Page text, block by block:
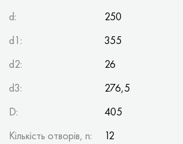
d:
250
d1:
355
d2:
26
d3:
276,5
D:
405
Кількість отворів, n:
12